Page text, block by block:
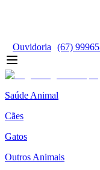
Ouvidoria (67)
Saúde Animal
Cães
Gatos
Outros Animais